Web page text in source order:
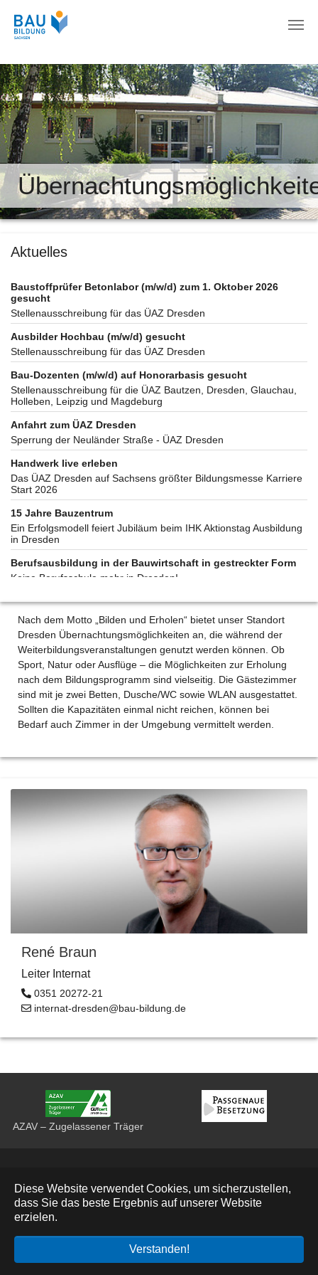
Diese Website verwendet Cookies, um sicherzustellen,
dass Sie das beste Ergebnis auf unserer Website
erzielen.
Verstanden!
Aktuelles
Baustoffprüfer Betonlabor (m/w/d) zum 1. Oktober 2026
gesucht
Stellenausschreibung für das ÜAZ Dresden
Ausbilder Hochbau (m/w/d) gesucht
Stellenausschreibung für das ÜAZ Dresden
Bau-Dozenten (m/w/d) auf Honorarbasis gesucht
Stellenausschreibung für die ÜAZ Bautzen, Dresden, Glauchau,
Holleben, Leipzig und Magdeburg
Anfahrt zum ÜAZ Dresden
Sperrung der Neuländer Straße - ÜAZ Dresden
Handwerk live erleben
Das ÜAZ Dresden auf Sachsens größter Bildungsmesse Karriere
Start 2026
15 Jahre Bauzentrum
Ein Erfolgsmodell feiert Jubiläum beim IHK Aktionstag Ausbildung
in Dresden
Berufsausbildung in der Bauwirtschaft in gestreckter Form
Keine Berufsschule mehr in Dresden!
Nach dem Motto „Bilden und Erholen“ bietet unser Standort
Dresden Übernachtungsmöglichkeiten an, die während der
Weiterbildungsveranstaltungen genutzt werden können. Ob
Sport, Natur oder Ausflüge – die Möglichkeiten zur Erholung
nach dem Bildungsprogramm sind vielseitig. Die Gästezimmer
sind mit je zwei Betten, Dusche/WC sowie WLAN ausgestattet.
Sollten die Kapazitäten einmal nicht reichen, können bei
Bedarf auch Zimmer in der Umgebung vermittelt werden.
René Braun
Leiter Internat
0351 20272-21
internat-dresden@bau-bildung.de
AZAV – Zugelassener Träger
Impressum
Deutsch
© 2026 Bau Bildung Sachsen e. V.